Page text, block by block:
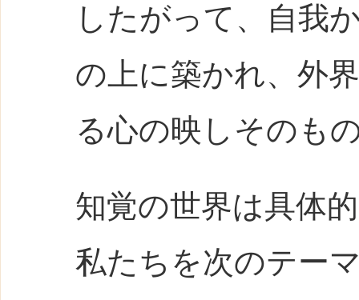
したがって、自我
の上に築かれ、外
る心の映しそのも
知覚の世界は具体
私たちを次のテー